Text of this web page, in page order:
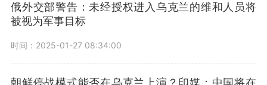
俄外交部警告：未经授权进入乌克兰的维和人员将
被视为军事目标
时间：2025-01-27 08:34:00
朝鲜停战模式能否在乌克兰上演？印媒：中国将在